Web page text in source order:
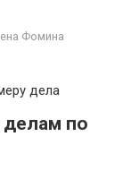
Фомина
по